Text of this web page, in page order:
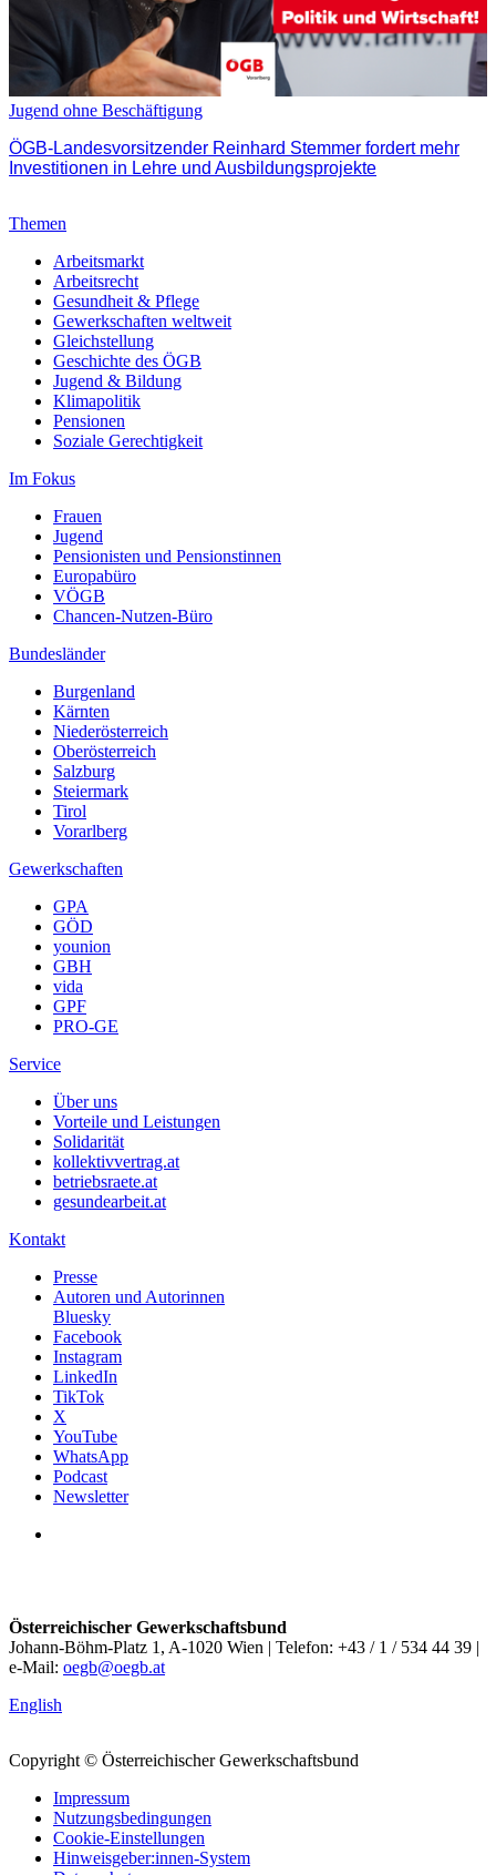
Jugend ohne Beschäftigung
ÖGB-Landesvorsitzender Reinhard Stemmer fordert mehr
Investitionen in Lehre und Ausbildungsprojekte
Themen
Arbeitsmarkt
Arbeitsrecht
Gesundheit & Pflege
Gewerkschaften weltweit
Gleichstellung
Geschichte des ÖGB
Jugend & Bildung
Klimapolitik
Pensionen
Soziale Gerechtigkeit
Im Fokus
Frauen
Jugend
Pensionisten und Pensionstinnen
Europabüro
VÖGB
Chancen-Nutzen-Büro
Bundesländer
Burgenland
Kärnten
Niederösterreich
Oberösterreich
Salzburg
Steiermark
Tirol
Vorarlberg
Gewerkschaften
GPA
GÖD
younion
GBH
vida
GPF
PRO-GE
Service
Über uns
Vorteile und Leistungen
Solidarität
kollektivvertrag.at
betriebsraete.at
gesundearbeit.at
Kontakt
Presse
Autoren und Autorinnen
Bluesky
Facebook
Instagram
LinkedIn
TikTok
X
YouTube
WhatsApp
Podcast
Newsletter
Österreichischer Gewerkschaftsbund
Johann-Böhm-Platz 1, A-1020 Wien | Telefon: +43 / 1 / 534 44 39 |
e-Mail: oegb@oegb.at
English
Copyright © Österreichischer Gewerkschaftsbund
Impressum
Nutzungsbedingungen
Cookie-Einstellungen
Hinweisgeber:innen-System